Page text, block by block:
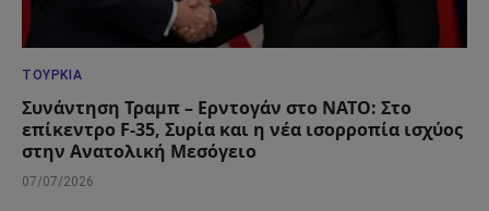
ΤΟΥΡΚΊΑ
Συνάντηση Τραμπ – Ερντογάν στο ΝΑΤΟ: Στο
επίκεντρο F-35, Συρία και η νέα ισορροπία ισχύος
στην Ανατολική Μεσόγειο
07/07/2026